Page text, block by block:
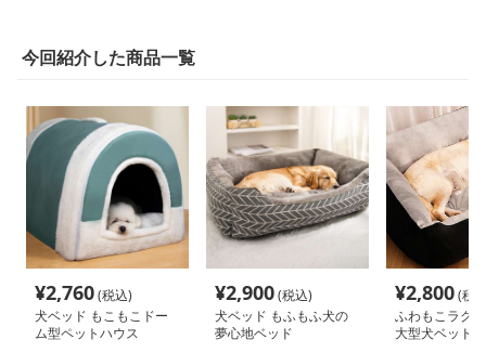
今回紹介した商品一覧
¥2,760(税込)
犬ベッド もこもこドー
ム型ペットハウス
¥2,900(税込)
犬ベッド もふもふ犬の
夢心地ベッド
¥2,800(税
ふわもこラグ
大型犬ベッド